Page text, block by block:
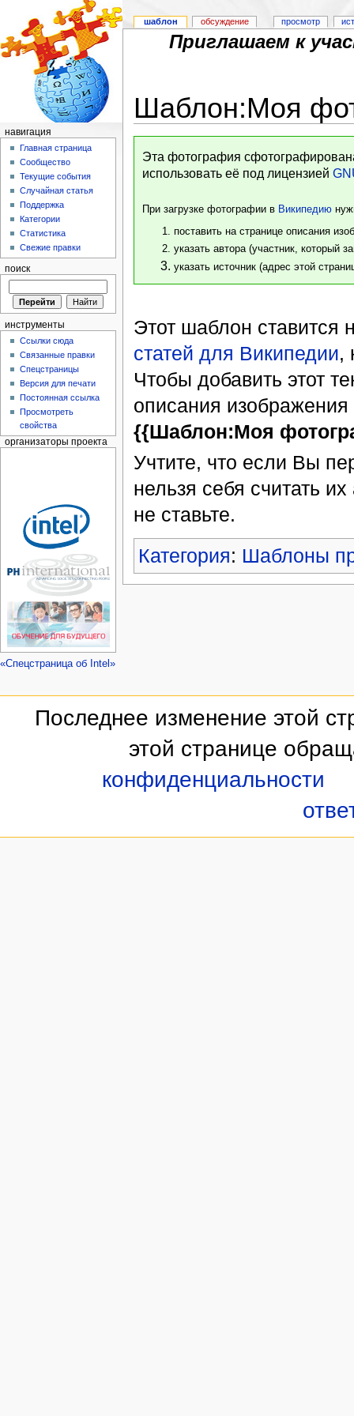
Приглашаем к
Шаблон:Моя
Эта фотография
использовать её под лицензией
При загрузке фотографии в Википедию
поставить на странице описания
указать автора (участник, который
указать источник (адрес этой
Этот шаблон ставится
статей для Википедии,
Чтобы добавить этот
описания изображения
{{Шаблон:Моя
Учтите, что если Вы
нельзя себя считать
не ставьте.
Категория: Шаблоны
шаблон обсуждение просмотр
навигация
Главная страница
Сообщество
Текущие события
Случайная статья
Поддержка
Категории
Статистика
Свежие правки
поиск
инструменты
Ссылки сюда
Связанные правки
Спецстраницы
Версия для печати
Постоянная ссылка
Просмотреть
свойства
организаторы проекта
«Спецстраница об Intel»
Последнее изменение этой
этой странице
конфиденциальности